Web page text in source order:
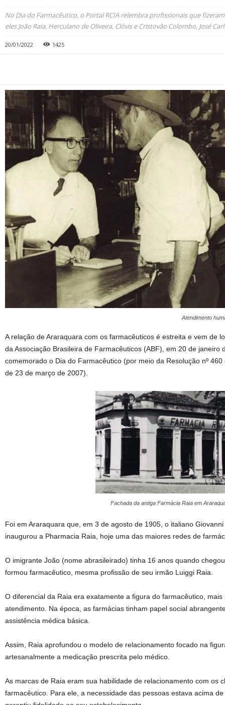
No Dia do Farmacêutico, o Portal RCIA relembra profissionais que
eles João Raia, Herculano de Oliveira, Clóvis e Cristovão Colombo, José
20/01/2022 1425
Atendimento
A relação de Araraquara com os farmacêuticos é estreita e vem de
da Associação Brasileira de Farmacêuticos (ABF), em 20 de janeiro
comemorado o Dia do Farmacêutico (por meio da Resolução nº
de 23 de março de 2007).
Fachada da antiga Farmácia Raia em
Foi em Araraquara que, em 3 de agosto de 1905, o italiano
inaugurou a Pharmacia Raia, hoje uma das maiores redes de
O imigrante João (nome abrasileirado) tinha 16 anos quando
formou farmacêutico, mesma profissão de seu irmão Luiggi Raia.
O diferencial da Raia era exatamente a figura do farmacêutico,
atendimento. Na época, as farmácias tinham papel social
assistência médica básica.
Assim, Raia aprofundou o modelo de relacionamento focado na
artesanalmente a medicação prescrita pelo médico.
As marcas de Raia eram sua habilidade de relacionamento com os
farmacêutico. Para ele, a necessidade das pessoas estava acima